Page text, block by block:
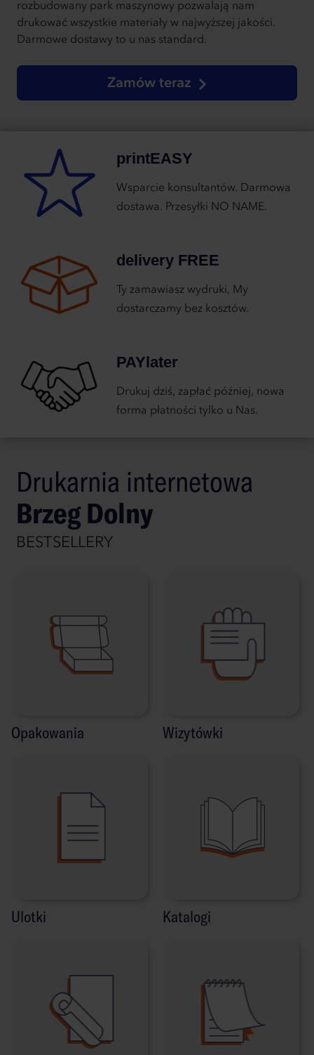
rozbudowany park maszynowy pozwalają nam
drukować wszystkie materiały w najwyższej jakości.
Darmowe dostawy to u nas standard.
Zamów teraz
printEASY
Wsparcie konsultantów. Darmowa
dostawa. Przesyłki NO NAME.
delivery FREE
Ty zamawiasz wydruki, My
dostarczamy bez kosztów.
PAYlater
Drukuj dziś, zapłać później, nowa
forma płatności tylko u Nas.
Drukarnia internetowa
Brzeg Dolny
BESTSELLERY
Opakowania Wizytówki
Ulotki Katalogi